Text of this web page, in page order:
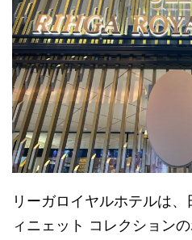
リーガロイヤルホテルは
ィニェット コレクション